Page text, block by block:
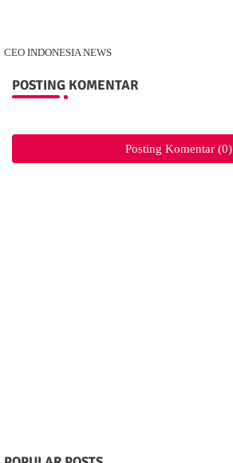
CEO INDONESIA NEWS
POSTING KOMENTAR
Posting Komentar (0)